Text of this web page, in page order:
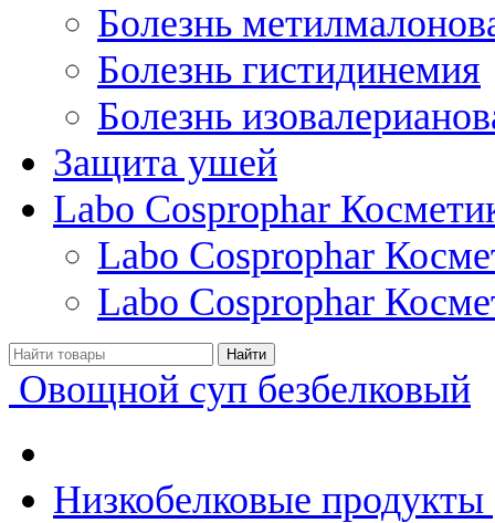
Болезнь
Болезнь гистидинемия
Болезнь
Защита ушей
Labo Cosprophar
Labo Cosprophar
Labo Cosprophar
Овощной суп безбелковый
Низкобелковые продукты